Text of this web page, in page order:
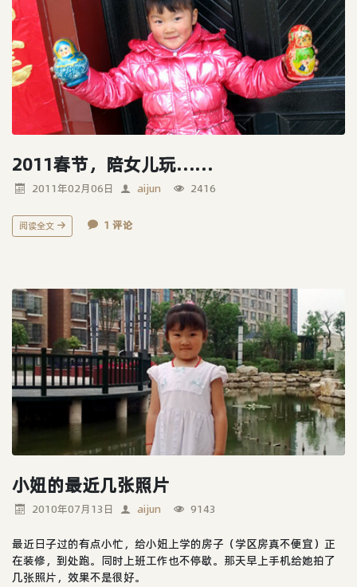
2011春节，陪女儿玩……
2011年02月06日 aijun 2416
阅读全文 1 评论
小妞的最近几张照片
2010年07月13日 aijun 9143
最近日子过的有点小忙，给小妞上学的房子（学区房真不便宜）正
在装修，到处跑。同时上班工作也不停歇。那天早上手机给她拍了
几张照片，效果不是很好。